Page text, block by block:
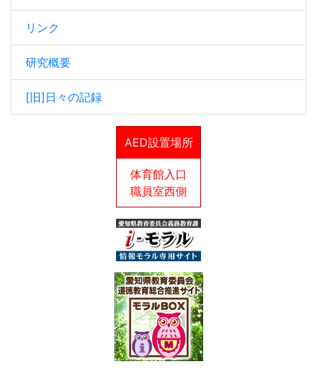
リンク
研究概要
[旧]日々の記録
AED設置場所
体育館入口
職員室西側